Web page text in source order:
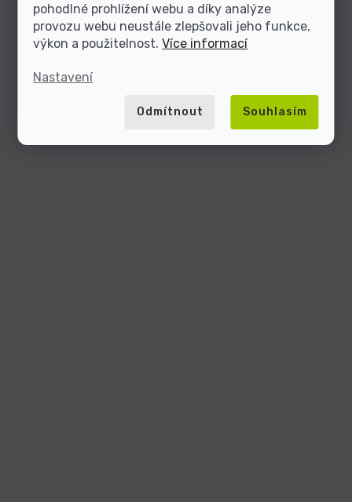
pohodlné prohlížení webu a díky analýze
provozu webu neustále zlepšovali jeho funkce,
výkon a použitelnost.Více informací
Nastavení
Odmítnout Souhlasím